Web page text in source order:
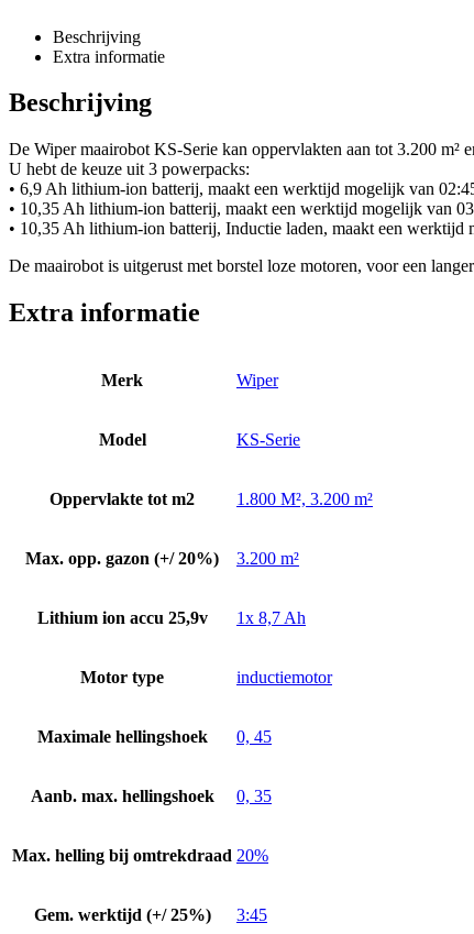
Beschrijving
Extra informatie
Beschrijving
De Wiper maairobot KS-Serie kan oppervlakten aan tot 3.200 m²
U hebt de keuze uit 3 powerpacks:
• 6,9 Ah lithium-ion batterij, maakt een werktijd mogelijk van
• 10,35 Ah lithium-ion batterij, maakt een werktijd mogelijk van
• 10,35 Ah lithium-ion batterij, Inductie laden, maakt een werktijd
De maairobot is uitgerust met borstel loze motoren, voor een
Extra informatie
Merk Wiper
Model KS-Serie
Oppervlakte tot m2 1.800 M², 3.200 m²
Max. opp. gazon (+/ 20%) 3.200 m²
Lithium ion accu 25,9v 1x 8,7 Ah
Motor type inductiemotor
Maximale hellingshoek 0, 45
Aanb. max. hellingshoek 0, 35
Max. helling bij omtrekdraad 20%
Gem. werktijd (+/ 25%) 3:45